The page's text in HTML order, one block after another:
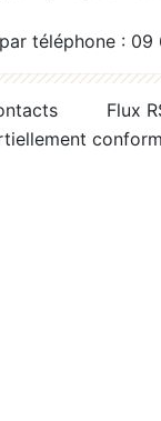
téléphone :
Flux